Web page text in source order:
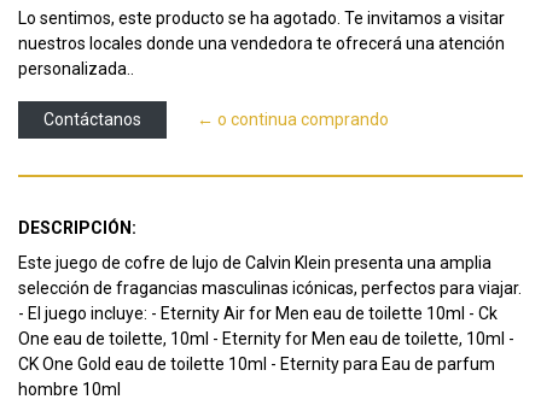
Lo sentimos, este producto se ha agotado. Te invitamos a visitar
nuestros locales donde una vendedora te ofrecerá una atención
personalizada..
Contáctanos ← o continua comprando
DESCRIPCIÓN:
Este juego de cofre de lujo de Calvin Klein presenta una amplia
selección de fragancias masculinas icónicas, perfectos para viajar.
- El juego incluye: - Eternity Air for Men eau de toilette 10ml - Ck
One eau de toilette, 10ml - Eternity for Men eau de toilette, 10ml -
CK One Gold eau de toilette 10ml - Eternity para Eau de parfum
hombre 10ml